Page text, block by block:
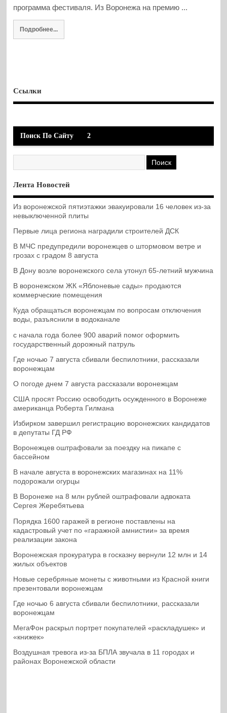
программа фестиваля. Из Воронежа на премию ...
Подробнее...
Ссылки
Поиск По Сайту 2
Лента Новостей
Из воронежской пятиэтажки эвакуировали 16 человек из-за
невыключенной плиты
Первые лица региона наградили строителей ДСК
В МЧС предупредили воронежцев о штормовом ветре и
грозах с градом 8 августа
В Дону возле воронежского села утонул 65-летний мужчина
В воронежском ЖК «Яблоневые сады» продаются
коммерческие помещения
Куда обращаться воронежцам по вопросам отключения
воды, разъяснили в водоканале
с начала года более 900 аварий помог оформить
государственный дорожный патруль
Где ночью 7 августа сбивали беспилотники, рассказали
воронежцам
О погоде днем 7 августа рассказали воронежцам
США просят Россию освободить осужденного в Воронеже
американца Роберта Гилмана
Избирком завершил регистрацию воронежских кандидатов
в депутаты ГД РФ
Воронежцев оштрафовали за поездку на пикапе с
бассейном
В начале августа в воронежских магазинах на 11%
подорожали огурцы
В Воронеже на 8 млн рублей оштрафовали адвоката
Сергея Жеребятьева
Порядка 1600 гаражей в регионе поставлены на
кадастровый учет по «гаражной амнистии» за время
реализации закона
Воронежская прокуратура в госказну вернули 12 млн и 14
жилых объектов
Новые серебряные монеты с животными из Красной книги
презентовали воронежцам
Где ночью 6 августа сбивали беспилотники, рассказали
воронежцам
МегаФон раскрыл портрет покупателей «раскладушек» и
«книжек»
Воздушная тревога из-за БПЛА звучала в 11 городах и
районах Воронежской области